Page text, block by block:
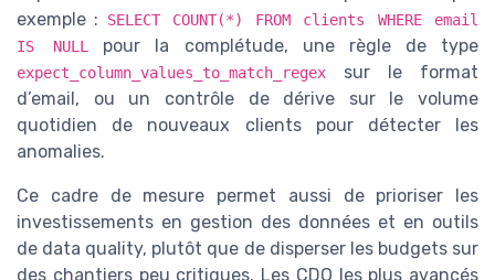
exemple :
SELECT COUNT(*) FROM clients WHERE email
IS NULL
pour la complétude, une règle de type
expect_column_values_to_match_regex sur le format
d’email, ou un contrôle de dérive sur le volume
quotidien de nouveaux clients pour détecter les
anomalies.
Ce cadre de mesure permet aussi de prioriser les
investissements en gestion des données et en outils
de data quality, plutôt que de disperser les budgets sur
des chantiers peu critiques. Les CDO les plus avancés